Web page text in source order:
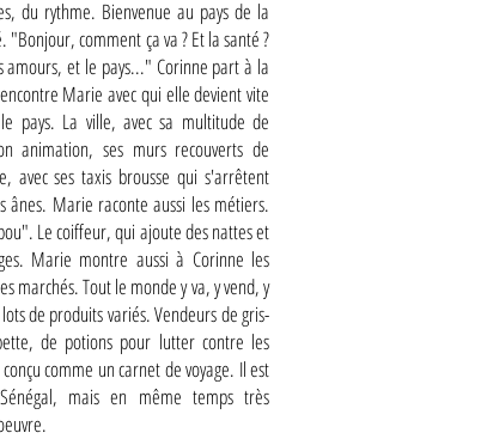
du rythme. Bienvenue au pays de la
comment ça va ? Et la santé ?
et le pays..." Corinne part à la
Marie avec qui elle devient vite
pays. La ville, avec sa multitude de
animation, ses murs recouverts de
avec ses taxis brousse qui s'arrêtent
ânes. Marie raconte aussi les métiers.
Le coiffeur, qui ajoute des nattes et
Marie montre aussi à Corinne les
marchés. Tout le monde y va, y vend, y
de produits variés. Vendeurs de gris-
de potions pour lutter contre les
comme un carnet de voyage. Il est
mais en même temps très